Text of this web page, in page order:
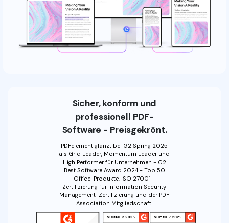
Sicher, konform und
professionell PDF-
Software - Preisgekrönt.
PDFelement glänzt bei G2 Spring 2025
als Grid Leader, Momentum Leader und
High Performer für Unternehmen - G2
Best Software Award 2024 - Top 50
Office-Produkte, ISO 27001 -
Zertifizierung für Information Security
Management-Zertifizierung und der PDF
Association Mitgliedschaft.